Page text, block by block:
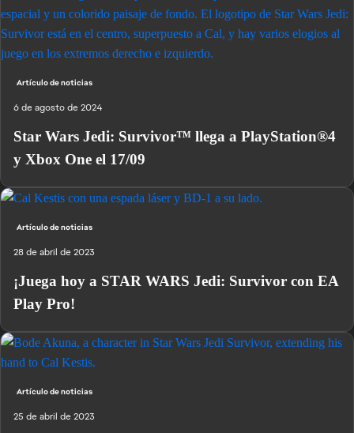
Artículo de noticias
6 de agosto de 2024
Star Wars Jedi: Survivor™ llega a PlayStation®4
y Xbox One el 17/09
Artículo de noticias
28 de abril de 2023
¡Juega hoy a STAR WARS Jedi: Survivor con EA
Play Pro!
Artículo de noticias
25 de abril de 2023